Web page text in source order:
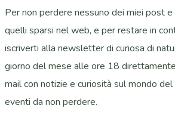
Per non perdere nessuno dei miei post e
quelli sparsi nel web, e per restare in
iscriverti alla newsletter di curiosa di
giorno del mese alle ore 18
mail con notizie e curiosità sul mondo
eventi da non perdere.